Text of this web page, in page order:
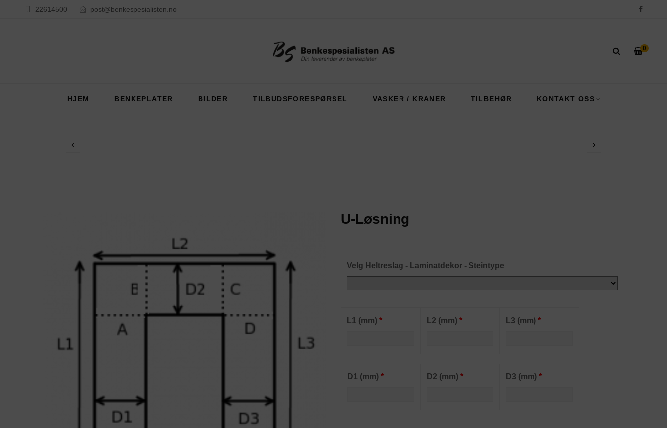
22614500 post@benkespesialisten.no
0
HJEM BENKEPLATER BILDER TILBUDSFORESPØRSEL VASKER / KRANER TILBEHØR KONTAKT OSS
U-Løsning
Velg Heltreslag - Laminatdekor - Steintype
L1 (mm) * L2 (mm) * L3 (mm)*
D1 (mm) * D2 (mm) * D3 (mm)*